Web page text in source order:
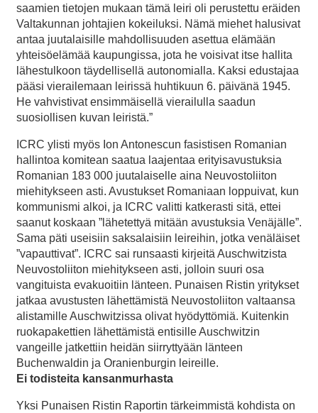
saamien tietojen mukaan tämä leiri oli perustettu eräiden
Valtakunnan johtajien kokeiluksi. Nämä miehet halusivat
antaa juutalaisille mahdollisuuden asettua elämään
yhteisöelämää kaupungissa, jota he voisivat itse hallita
lähestulkoon täydellisellä autonomialla. Kaksi edustajaa
pääsi vierailemaan leirissä huhtikuun 6. päivänä 1945.
He vahvistivat ensimmäisellä vierailulla saadun
suosiollisen kuvan leiristä.”
ICRC ylisti myös Ion Antonescun fasistisen Romanian
hallintoa komitean saatua laajentaa erityisavustuksia
Romanian 183 000 juutalaiselle aina Neuvostoliiton
miehitykseen asti. Avustukset Romaniaan loppuivat, kun
kommunismi alkoi, ja ICRC valitti katkerasti sitä, ettei
saanut koskaan ”lähetettyä mitään avustuksia Venäjälle”.
Sama päti useisiin saksalaisiin leireihin, jotka venäläiset
”vapauttivat”. ICRC sai runsaasti kirjeitä Auschwitzista
Neuvostoliiton miehitykseen asti, jolloin suuri osa
vangituista evakuoitiin länteen. Punaisen Ristin yritykset
jatkaa avustusten lähettämistä Neuvostoliiton valtaansa
alistamille Auschwitzissa olivat hyödyttömiä. Kuitenkin
ruokapakettien lähettämistä entisille Auschwitzin
vangeille jatkettiin heidän siirryttyään länteen
Buchenwaldin ja Oranienburgin leireille.
Ei todisteita kansanmurhasta
Yksi Punaisen Ristin Raportin tärkeimmistä kohdista on